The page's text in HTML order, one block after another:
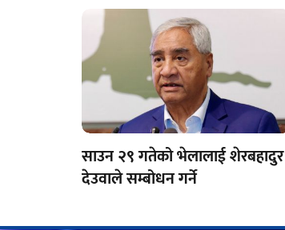
साउन २९ गतेको भेलालाई शेरबहादुर
देउवाले सम्बोधन गर्ने